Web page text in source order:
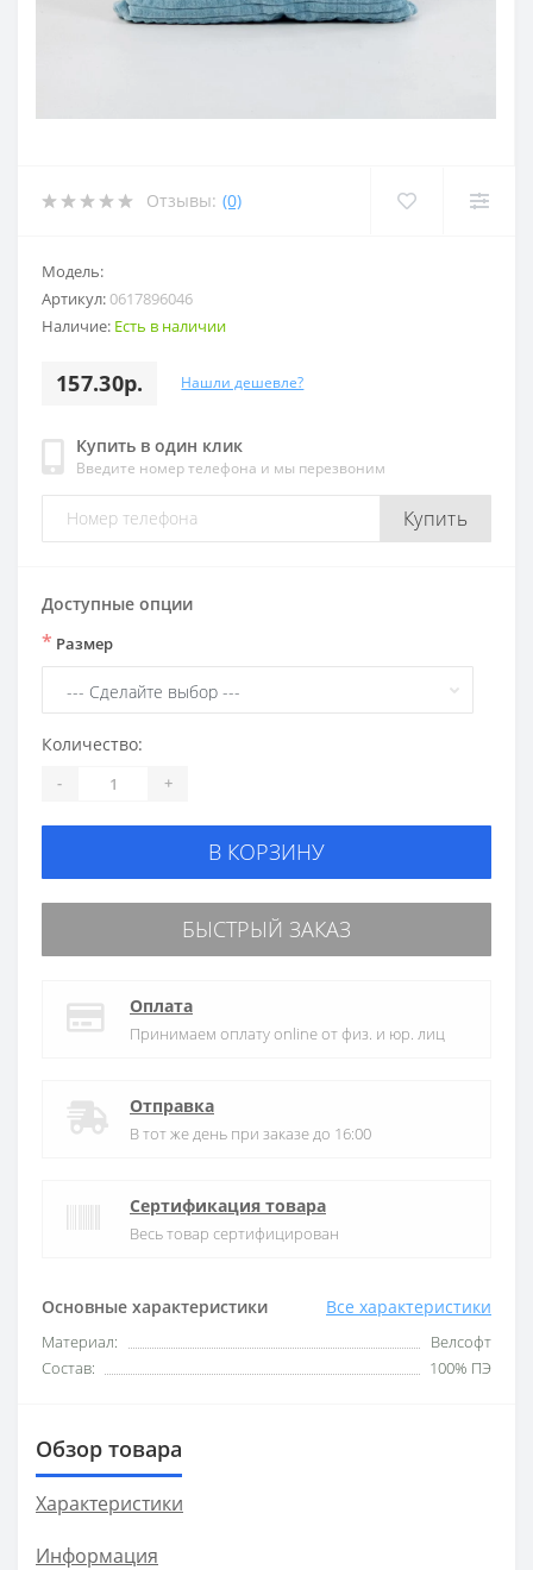
Отзывы: (0)
Модель:
Артикул:0617896046
Наличие: Есть в наличии
157.30р. Нашли дешевле?
Купить в один клик
Введите номер телефона и мы перезвоним
Купить
Основные характеристики Все характеристики
Материал:
Велсофт
Состав:
100% ПЭ
Доступные опции
* Размер
Количество:
- +
В КОРЗИНУ
БЫСТРЫЙ ЗАКАЗ
Оплата
Принимаем оплату online от физ. и юр. лиц
Отправка
В тот же день при заказе до 16:00
Сертификация товара
Весь товар сертифицирован
Обзор товара
Характеристики
Информация